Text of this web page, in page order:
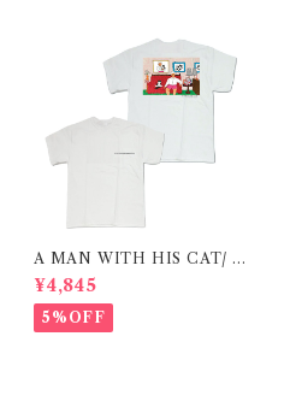
A MAN WITH HIS CAT/ T
-shirt 在庫限りで終了
¥4,845
5%OFF